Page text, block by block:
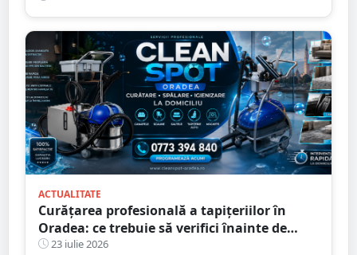
ACTUALITATE
Curățarea profesională a tapițeriilor în
Oradea: ce trebuie să verifici înainte de
programare
23 iulie 2026